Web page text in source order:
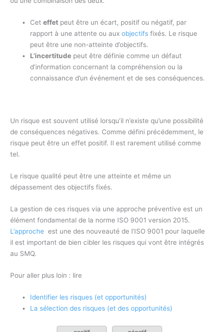
Ceteffet peut être un écart, positif ou négatif, par
rapport à une attente ou auxobjectifs fixés. Le risque
peut être une non-atteinte d’objectifs.
L’incertitude peut être définie comme un défaut
d’information concernant la compréhension ou la
connaissance d’un événement et de ses conséquences.
Un risque est souvent utilisé lorsqu’il n’existe qu’une possibilité
de conséquences négatives. Comme défini précédemment, le
risque peut être un effet positif. Il est rarement utilisé comme
tel.
Le risque qualité peut être une atteinte et même un
dépassement des objectifs fixés.
La gestion de ces risques via une approche préventive est un
élément fondamental de la norme ISO 9001 version 2015.
L’approche est une des nouveauté de l’ISO 9001 pour laquelle
il est important de bien cibler les risques qui vont être intégrés
au SMQ.
Pour aller plus loin : lire
Identifier les risques (et opportunités)
La sélection des risques (et des opportunités)